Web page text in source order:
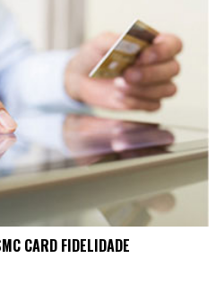
CARD FIDELIDADE